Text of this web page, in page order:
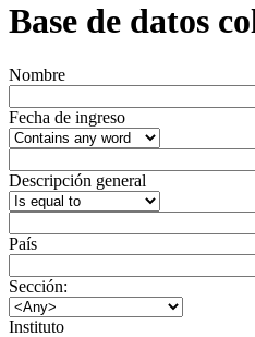
Base de datos
Nombre
Fecha de ingreso
Descripción general
País
Sección:
Instituto